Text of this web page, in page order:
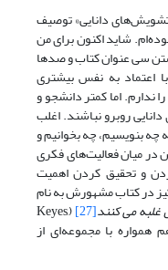
دانایی» توصیف
شاید اکنون برای من
سی عنوان کتاب و صدها
اعتماد به نفس بیشتری
ندارم. اما کمتر دانشجو و
روبرو نباشند. اغلب
بنویسیم، چه بخوانیم و
در میان فعالیت‌های فکری
و تحقیق کردن اهمیت
در کتاب مشهورش به نام
می کنند[27]
(Keyes,
همواره با مجموعه‌ای از